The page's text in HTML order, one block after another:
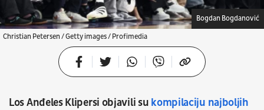
Christian Petersen / Getty images / Profimedia
Bogdan Bogdanović
Los Anđeles Klipersi objavili su kompilaciju najboljih